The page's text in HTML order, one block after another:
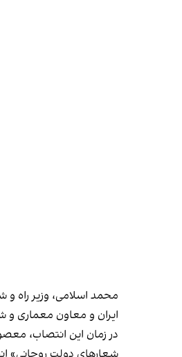
ایران و معاون معماری و
در زمان این انتصاب،